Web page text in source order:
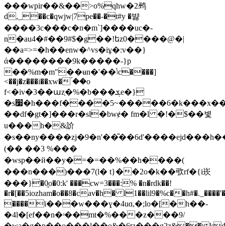
���wpir��&��>o%qhw�2鹀
d,_��c�qwjw|7pe��-�t#y �뱛
����3c���c�n�m`]����uc�-
n�au4�#��9#$�g��!եz0����@�|
��a=>=�h��enw�^vs�iұ�:v��}
ά��������9k�����-}p
��%m�m"��ʉn�'��ݳc����]
<��j�z���i��xw�ؐ ��o
f<�iv�3��աzַ�%�b���ܮe�}
�s׷�h���f����5~�����6�k���x��}-
��df�gt�]���r�sl�bwɇ� fm�l �!�$��볓
u���h�&䚸
(�� ��3 %���
�wsp��й��y�=�=��%��h����(
���n���)���7(l� t}��2o�k��㰤rf�{i崁
���}�0̮o�0:k' ���cw=3���:% �n�rdk��!
�r�[��5iozham�o��8�cav�h� l1��lil9�%c�
����ϊ���w���ɣ�4uɑ,�;lo�[�h��-
�4l�[ef��n�ʴ��mt�%���z���9/